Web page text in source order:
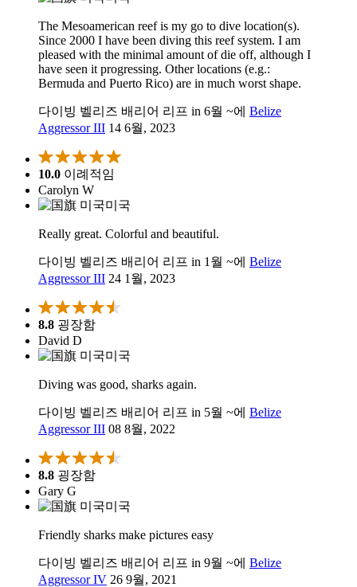
The Mesoamerican reef is my go to dive location(s).
Since 2000 I have been diving this reef system. I am
pleased with the minimal amount of die off, although I
have seen it progressing. Other locations (e.g.:
Bermuda and Puerto Rico) are in much worst shape.
다이빙 벨리즈 배리어 리프 in 6월 ~에 Belize
Aggressor III 14 6월, 2023
10.0 이례적임
Carolyn W
미국
Really great. Colorful and beautiful.
다이빙 벨리즈 배리어 리프 in 1월 ~에 Belize
Aggressor III 24 1월, 2023
8.8 굉장함
David D
미국
Diving was good, sharks again.
다이빙 벨리즈 배리어 리프 in 5월 ~에 Belize
Aggressor III 08 8월, 2022
8.8 굉장함
Gary G
미국
Friendly sharks make pictures easy
다이빙 벨리즈 배리어 리프 in 9월 ~에 Belize
Aggressor IV 26 9월, 2021